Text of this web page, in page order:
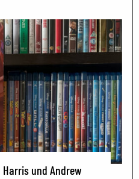
Harris und Andrew